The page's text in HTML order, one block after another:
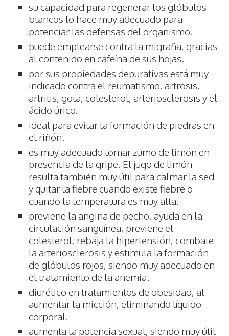
su capacidad para regenerar los glóbulos
blancos lo hace muy adecuado para
potenciar las defensas del organismo.
puede emplearse contra la migraña, gracias
al contenido en cafeína de sus hojas.
por sus propiedades depurativas está muy
indicado contra el reumatismo, artrosis,
artritis, gota, colesterol, arteriosclerosis y el
ácido úrico.
ideal para evitar la formación de piedras en
el riñón.
es muy adecuado tomar zumo de limón en
presencia de la gripe. El jugo de limón
resulta también muy útil para calmar la sed
y quitar la fiebre cuando existe fiebre o
cuando la temperatura es muy alta.
previene la angina de pecho, ayuda en la
circulación sanguínea, previene el
colesterol, rebaja la hipertensión, combate
la arteriosclerosis y estimula la formación
de glóbulos rojos, siendo muy adecuado en
el tratamiento de la anemia.
diurético en tratamientos de obesidad, al
aumentar la micción, eliminando líquido
corporal.
aumenta la potencia sexual, siendo muy útil